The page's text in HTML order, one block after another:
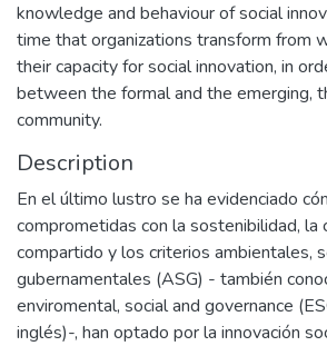
knowledge and behaviour of social
time that organizations transform from
their capacity for social innovation, in
between the formal and the emerging,
community.
Description
En el último lustro se ha evidenciado
comprometidas con la sostenibilidad, la
compartido y los criterios ambientales,
gubernamentales (ASG) - también
enviromental, social and governance
inglés)-, han optado por la innovación